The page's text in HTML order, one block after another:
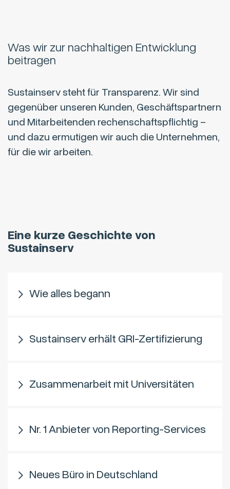
Was wir zur nachhaltigen Entwicklung
beitragen
Sustainserv steht für Transparenz. Wir sind
gegenüber unseren Kunden, Geschäftspartnern
und Mitarbeitenden rechenschaftspflichtig –
und dazu ermutigen wir auch die Unternehmen,
für die wir arbeiten.
Eine kurze Geschichte von
Sustainserv
Wie alles begann
Sustainserv erhält GRI-Zertifizierung
Zusammenarbeit mit Universitäten
Nr. 1 Anbieter von Reporting-Services
Neues Büro in Deutschland